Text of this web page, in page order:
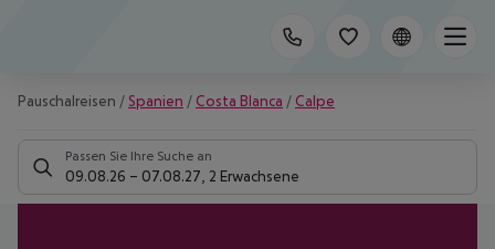
Pauschalreisen / Spanien / Costa Blanca / Calpe
Passen Sie Ihre Suche an
09.08.26 – 07.08.27 2 Erwachsene